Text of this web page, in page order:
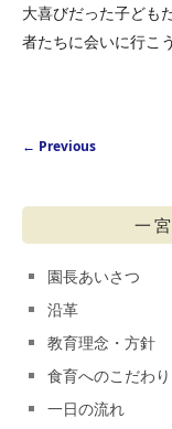
大喜びだった子ども
者たちに会いに行こ
Post navigation
← Previous
一
園長あいさつ
沿革
教育理念・方針
食育へのこだわり
一日の流れ